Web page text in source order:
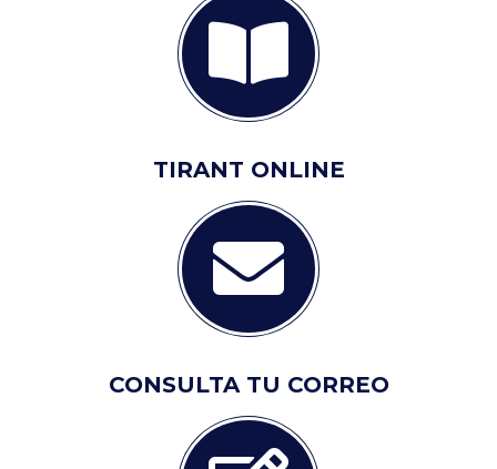
TIRANT ONLINE
CONSULTA TU CORREO